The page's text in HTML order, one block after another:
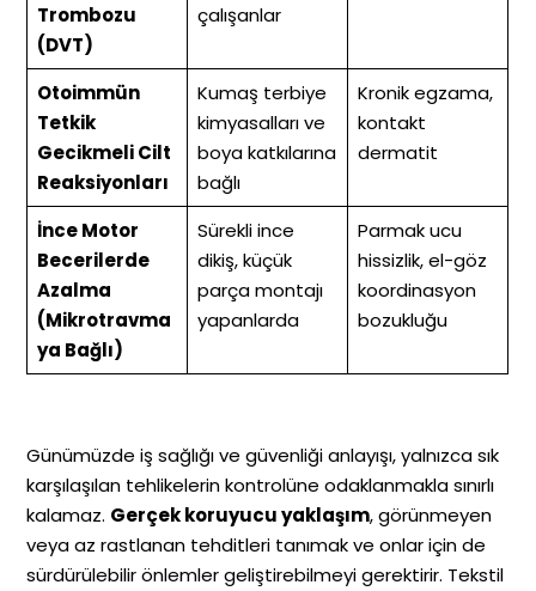
Trombozu
(DVT)
çalışanlar
Otoimmün
Tetkik
Gecikmeli Cilt
Reaksiyonları
Kumaş terbiye
kimyasalları ve
boya katkılarına
bağlı
Kronik egzama,
kontakt
dermatit
İnce Motor
Becerilerde
Azalma
(Mikrotravma
ya Bağlı)
Sürekli ince
dikiş, küçük
parça montajı
yapanlarda
Parmak ucu
hissizlik, el-göz
koordinasyon
bozukluğu
Günümüzde iş sağlığı ve güvenliği anlayışı, yalnızca sık
karşılaşılan tehlikelerin kontrolüne odaklanmakla sınırlı
kalamaz. Gerçek koruyucu yaklaşım, görünmeyen
veya az rastlanan tehditleri tanımak ve onlar için de
sürdürülebilir önlemler geliştirebilmeyi gerektirir. Tekstil